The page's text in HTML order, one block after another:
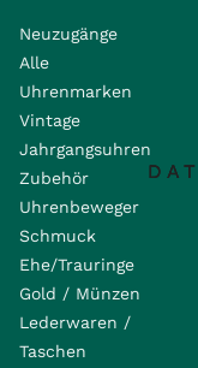
Neuzugänge
Alle
Uhrenmarken
Vintage
Jahrgangsuhren
Zubehör
Uhrenbeweger
Schmuck
Ehe/Trauringe
Gold / Münzen
Lederwaren /
Taschen